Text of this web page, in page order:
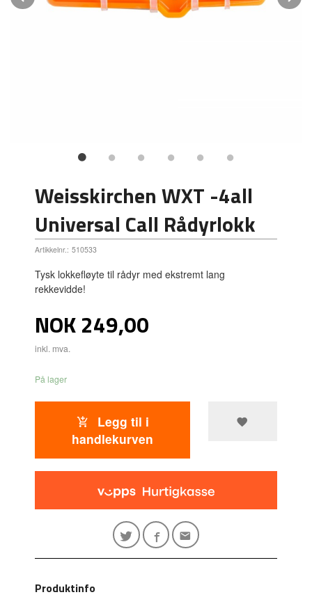
Weisskirchen WXT -4all
Universal Call Rådyrlokk
Artikkelnr.: 510533
Tysk lokkefløyte til rådyr med ekstremt lang
rekkevidde!
Pris
NOK249,00
inkl. mva.
På lager
Legg til i
handlekurven
Produktinfo